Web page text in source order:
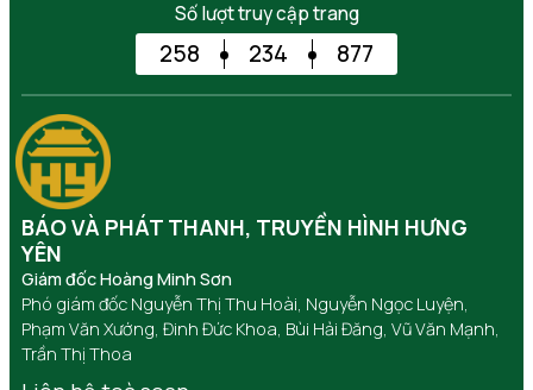
Số lượt truy cập trang
258 234 877
BÁO VÀ PHÁT THANH, TRUYỀN HÌNH HƯNG
YÊN
Giám đốc Hoàng Minh Sơn
Phó giám đốc Nguyễn Thị Thu Hoài, Nguyễn Ngọc Luyện,
Phạm Văn Xướng, Đinh Đức Khoa, Bùi Hải Đăng, Vũ Văn Mạnh,
Trần Thị Thoa